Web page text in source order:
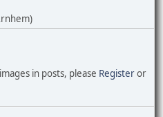
in posts, please Registeror